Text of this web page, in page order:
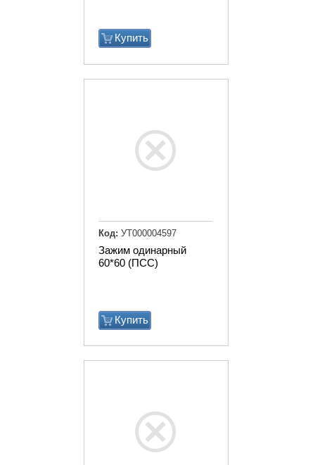
Купить
Зажим одинарный
60*60 (ПСС)
Купить
Код: УТ000004597